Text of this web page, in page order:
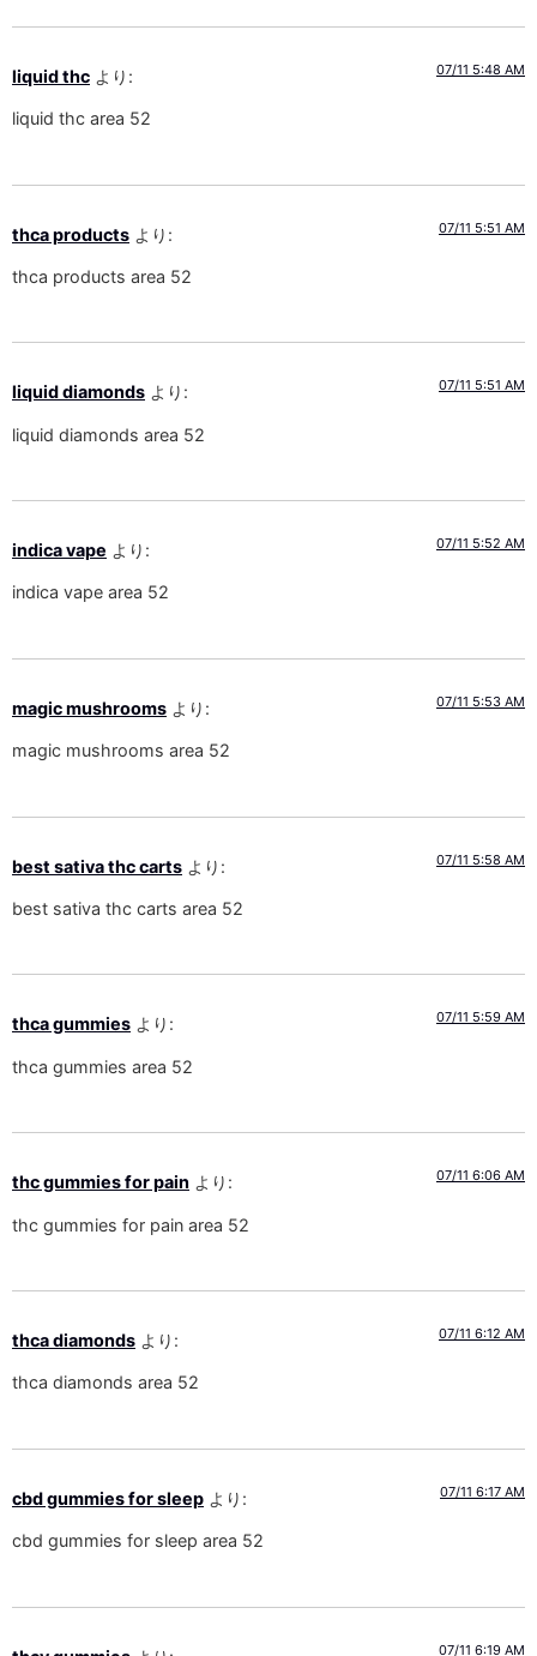
liquid thc より: 07/11 5:48 AM
liquid thc area 52
thca products より: 07/11 5:51 AM
thca products area 52
liquid diamonds より: 07/11 5:51 AM
liquid diamonds area 52
indica vape より: 07/11 5:52 AM
indica vape area 52
magic mushrooms より: 07/11 5:53 AM
magic mushrooms area 52
best sativa thc carts より: 07/11 5:58 AM
best sativa thc carts area 52
thca gummies より: 07/11 5:59 AM
thca gummies area 52
thc gummies for pain より: 07/11 6:06 AM
thc gummies for pain area 52
thca diamonds より: 07/11 6:12 AM
thca diamonds area 52
cbd gummies for sleep より: 07/11 6:17 AM
cbd gummies for sleep area 52
07/11 6:19 AM